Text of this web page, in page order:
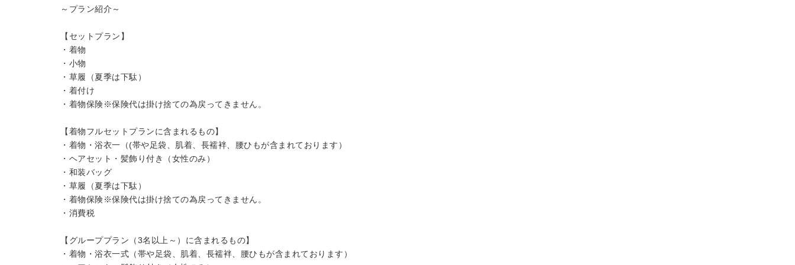
～プラン紹介～
【セットプラン】
・着物
・小物
・草履（夏季は下駄）
・着付け
・着物保険※保険代は掛け捨ての為戻ってきません。
【着物フルセットプランに含まれるもの】
・着物・浴衣一（(帯や足袋、肌着、長襦袢、腰ひもが含まれております）
・ヘアセット・髪飾り付き（女性のみ）
・和装バッグ
・草履（夏季は下駄）
・着物保険※保険代は掛け捨ての為戻ってきません。
・消費税
【グループプラン（3名以上～）に含まれるもの】
・着物・浴衣一式（帯や足袋、肌着、長襦袢、腰ひもが含まれております）